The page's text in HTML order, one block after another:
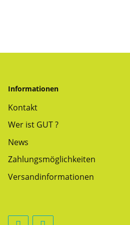
Informationen
Kontakt
Wer ist GUT ?
News
Zahlungsmöglichkeiten
Versandinformationen